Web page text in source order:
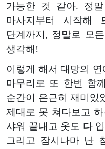
가능한 것 같아. 정
마사지부터 시작해
단계까지, 정말로 모
생각해!
이렇게 해서 대망의
마무리로 또 한번 함
순간이 은근히 재미있
제대로 못 쳐다보고
샤워 끝내고 옷도 다
그리고 잠시나마 난